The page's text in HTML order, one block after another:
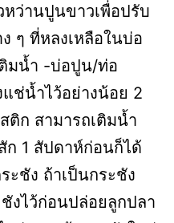
ว่านปูนขาวเพื่อปรับ
ๆ ที่หลงเหลือในบ่อ
ติมน้ำ -บ่อปูน/ท่อ
ช่น้ำไว้อย่างน้อย 2
ติก สามารถเติมน้ำ
ก 1 สัปดาห์ก่อนก็ได้
ะชัง ถ้าเป็นกระชัง
งไว้ก่อนปล่อยลูกปลา